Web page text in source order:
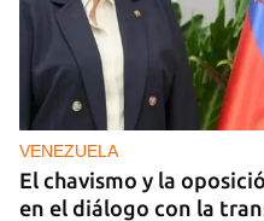
VENEZUELA
El chavismo y la
en el diálogo con la